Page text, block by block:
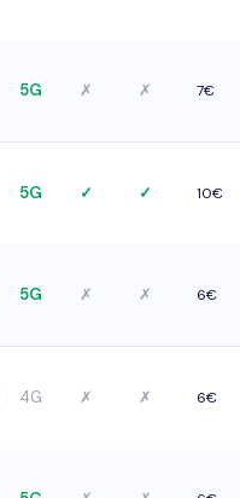
5G ✗ ✗ 7€
5G ✓ ✓ 10€
5G ✗ ✗ 6€
4G ✗ ✗ 6€